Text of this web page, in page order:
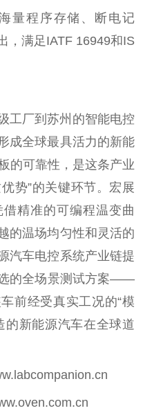
量程序存储、断电记
，满足IATF 16949和IS
工厂到苏州的智能电控
成全球最具活力的新能
的可靠性，是这条产业
势”的关键环节。宏展
精准的可编程温变曲
的温场均匀性和灵活的
汽车电控系统产业链提
的全场景测试方案——
前经受真实工况的“模
的新能源汽车在全球道